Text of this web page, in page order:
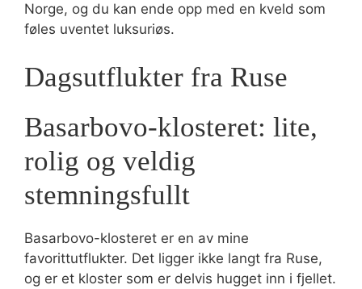
Norge, og du kan ende opp med en kveld som
føles uventet luksuriøs.
Dagsutflukter fra Ruse
Basarbovo-klosteret: lite,
rolig og veldig
stemningsfullt
Basarbovo-klosteret er en av mine
favorittutflukter. Det ligger ikke langt fra Ruse,
og er et kloster som er delvis hugget inn i fjellet.